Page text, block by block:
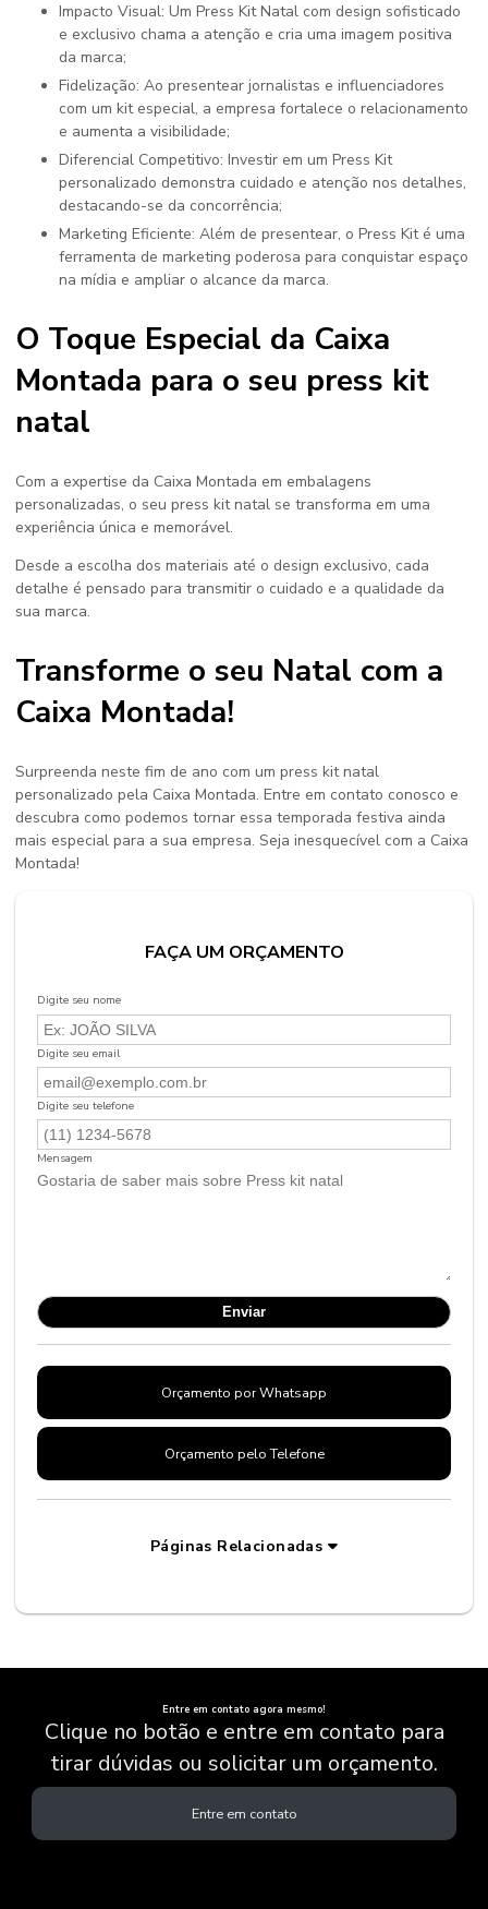
Impacto Visual: Um Press Kit Natal com design sofisticado
e exclusivo chama a atenção e cria uma imagem positiva
da marca;
Fidelização: Ao presentear jornalistas e influenciadores
com um kit especial, a empresa fortalece o relacionamento
e aumenta a visibilidade;
Diferencial Competitivo: Investir em um Press Kit
personalizado demonstra cuidado e atenção nos detalhes,
destacando-se da concorrência;
Marketing Eficiente: Além de presentear, o Press Kit é uma
ferramenta de marketing poderosa para conquistar espaço
na mídia e ampliar o alcance da marca.
O Toque Especial da Caixa
Montada para o seu press kit
natal
Com a expertise da Caixa Montada em embalagens
personalizadas, o seu press kit natal se transforma em uma
experiência única e memorável.
Desde a escolha dos materiais até o design exclusivo, cada
detalhe é pensado para transmitir o cuidado e a qualidade da
sua marca.
Transforme o seu Natal com a
Caixa Montada!
Surpreenda neste fim de ano com um press kit natal
personalizado pela Caixa Montada. Entre em contato conosco e
descubra como podemos tornar essa temporada festiva ainda
mais especial para a sua empresa. Seja inesquecível com a Caixa
Montada!
FAÇA UM ORÇAMENTO
Digite seu nome
Digite seu email
Digite seu telefone
Mensagem
Orçamento por Whatsapp
Orçamento pelo Telefone
Páginas Relacionadas
Entre em contato agora mesmo!
Clique no botão e entre em contato para
tirar dúvidas ou solicitar um orçamento.
Entre em contato